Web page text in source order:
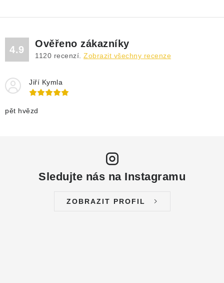
4.9
Ověřeno zákazníky
1120 recenzí. Zobrazit všechny recenze
Jiří Kymla
pět hvězd
Sledujte nás na Instagramu
ZOBRAZIT PROFIL